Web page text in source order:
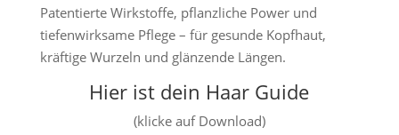
Patentierte Wirkstoffe, pflanzliche Power und
tiefenwirksame Pflege – für gesunde Kopfhaut,
kräftige Wurzeln und glänzende Längen.
Hier ist dein Haar Guide
(klicke auf Download)